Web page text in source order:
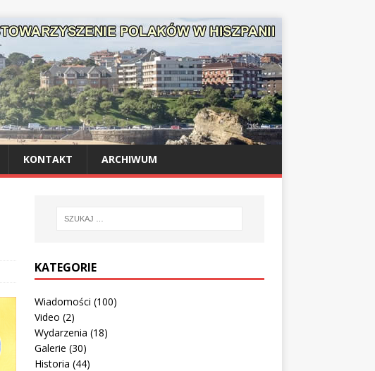
KONTAKT ARCHIWUM
KATEGORIE
Wiadomości (100)
Video (2)
Wydarzenia (18)
Galerie (30)
Historia (44)